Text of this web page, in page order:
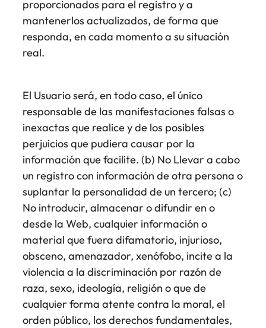
proporcionados para el registro y a
mantenerlos actualizados, de forma que
responda, en cada momento a su situación
real.
El Usuario será, en todo caso, el único
responsable de las manifestaciones falsas o
inexactas que realice y de los posibles
perjuicios que pudiera causar por la
información que facilite. (b) No Llevar a cabo
un registro con información de otra persona o
suplantar la personalidad de un tercero; (c)
No introducir, almacenar o difundir en o
desde la Web, cualquier información o
material que fuera difamatorio, injurioso,
obsceno, amenazador, xenófobo, incite a la
violencia a la discriminación por razón de
raza, sexo, ideología, religión o que de
cualquier forma atente contra la moral, el
orden público, los derechos fundamentales,